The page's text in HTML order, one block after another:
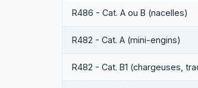
R486 - Cat. A ou B (nacelles)
R482 - Cat. A (mini-engins)
R482 - Cat. B1 (chargeuses,